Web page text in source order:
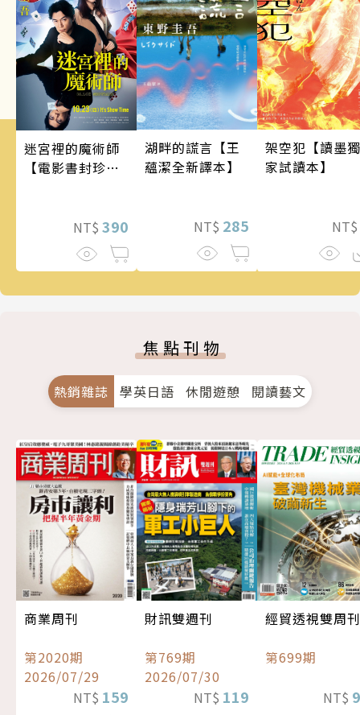
迷宮裡的魔術師
【電影書封珍藏
NT$ 390
湖畔的謊言【王
蘊潔全新譯本】
NT$ 285
架空犯【讀墨獨
家試讀本】
NT$
焦點刊物
熱銷雜誌 學英日語 休閒遊憩 閱讀藝文
商業周刊
第2020期
2026/07/29
NT$ 159
財訊雙週刊
第769期
2026/07/30
NT$ 119
經貿透視雙周刊
第699期
NT$